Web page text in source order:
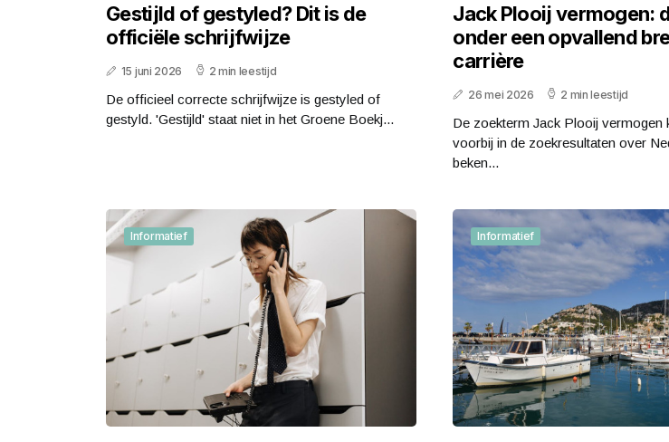
Gestijld of gestyled? Dit is de
officiële schrijfwijze
15 juni 2026 2 min leestijd
De officieel correcte schrijfwijze is gestyled of
gestyld. 'Gestijld' staat niet in het Groene Boekj...
Jack Plooij vermogen:
onder een opvallend
carrière
26 mei 2026 2 min leestijd
De zoekterm Jack Plooij vermogen
voorbij in de zoekresultaten over
beken...
Informatief Informatief